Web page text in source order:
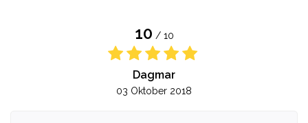
10 / 10
Dagmar
03 Oktober 2018